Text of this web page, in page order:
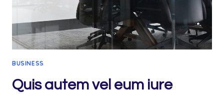
BUSINESS
Quis autem vel eum iure